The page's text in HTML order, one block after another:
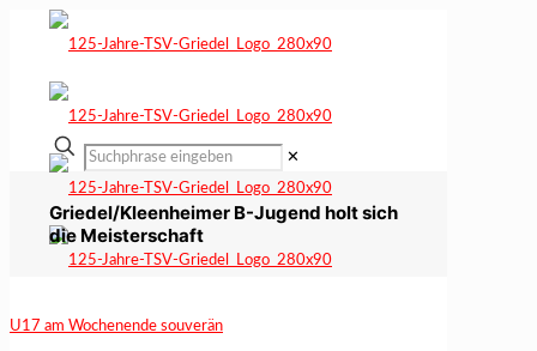
✕
Griedel/Kleenheimer B-Jugend holt sich
die Meisterschaft
U17 am Wochenende souverän